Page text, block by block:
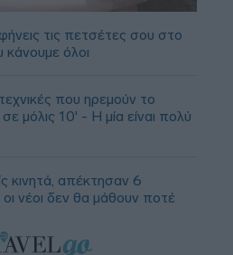
τις πετσέτες σου στο
όλοι
που ηρεμούν το
μόλις 10' - Η μία είναι πολύ
κινητά, απέκτησαν 6
νέοι δεν θα μάθουν ποτέ